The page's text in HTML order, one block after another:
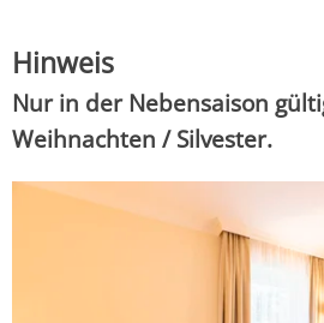
Hinweis
Nur in der Nebensaison
Weihnachten / Silvester.